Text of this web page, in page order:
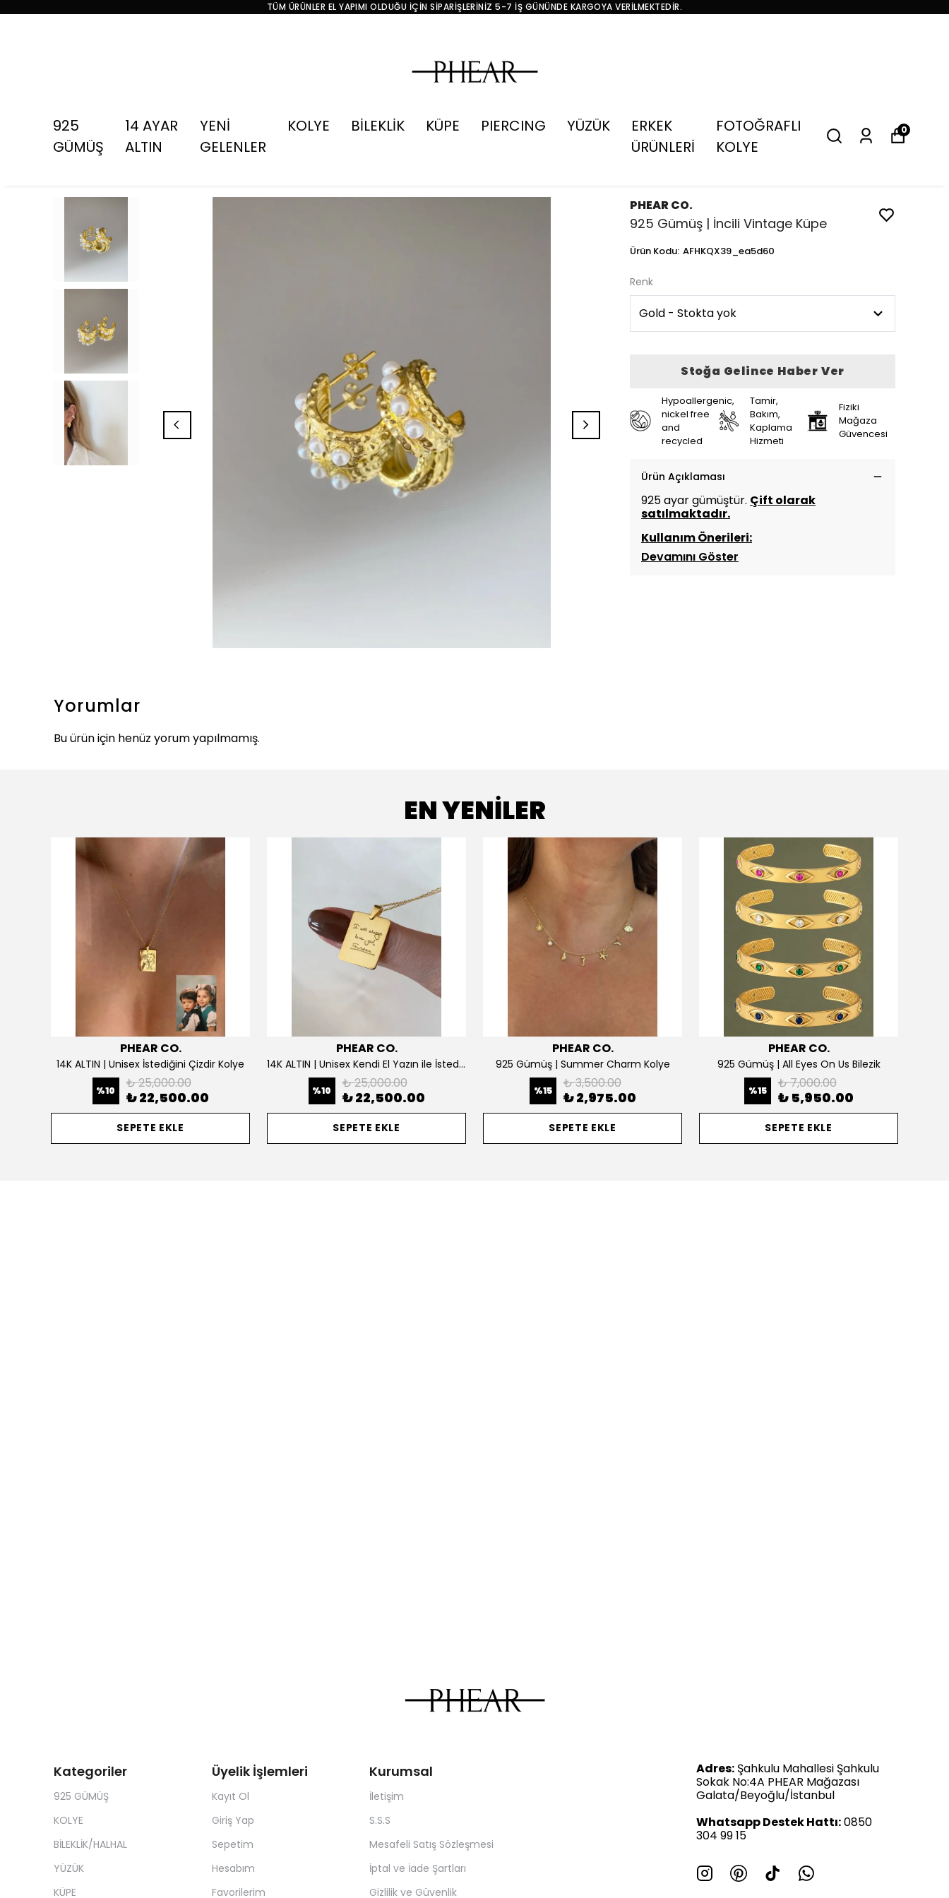
TÜM ÜRÜNLER EL YAPIMI OLDUĞU İÇİN SİPARİŞLERİNİZ 5-7 İŞ GÜNÜNDE KARGOYA VERİLMEKTEDİR.
925
GÜMÜŞ
14 AYAR
ALTIN
YENİ
GELENLER
KOLYE BİLEKLİK KÜPE PIERCING YÜZÜK
ERKEK
ÜRÜNLERİ
FOTOĞRAFLI
KOLYE
0
PHEAR CO.
925 Gümüş | İncili Vintage Küpe
Ürün Kodu: AFHKQX39_ea5d60
Renk
Stoğa Gelince Haber Ver
Hypoallergenic,
nickel free
and
recycled
Tamir,
Bakım,
Kaplama
Hizmeti
Fiziki
Mağaza
Güvencesi
Ürün Açıklaması
925 ayar gümüştür. Çift olarak
satılmaktadır.
Kullanım Önerileri:
Devamını Göster
Yorumlar
Bu ürün için henüz yorum yapılmamış.
EN YENİLER
PHEAR CO.
14K ALTIN | Unisex İstediğini Çizdir Kolye
%10 ₺ 25,000.00
₺ 22,500.00
SEPETE EKLE
PHEAR CO.
14K ALTIN | Unisex Kendi El Yazın ile İstediğini Yazdır Plaka Kolye
%10 ₺ 25,000.00
₺ 22,500.00
SEPETE EKLE
PHEAR CO.
925 Gümüş | Summer Charm Kolye
%15 ₺ 3,500.00
₺ 2,975.00
SEPETE EKLE
PHEAR CO.
925 Gümüş | All Eyes On Us Bilezik
%15 ₺ 7,000.00
₺ 5,950.00
SEPETE EKLE
Kategoriler
925 GÜMÜŞ
KOLYE
BİLEKLİK/HALHAL
YÜZÜK
KÜPE
Üyelik İşlemleri
Kayıt Ol
Giriş Yap
Sepetim
Hesabım
Favorilerim
Kurumsal
İletişim
S.S.S
Mesafeli Satış Sözleşmesi
İptal ve İade Şartları
Gizlilik ve Güvenlik
Adres: Şahkulu Mahallesi Şahkulu
Sokak No:4A PHEAR Mağazası
Galata/Beyoğlu/İstanbul
Whatsapp Destek Hattı:0850
304 99 15